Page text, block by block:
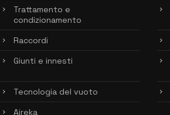
Trattamento e
condizionamento
Raccordi
Giunti e innesti
Tecnologia del vuoto
Aireka